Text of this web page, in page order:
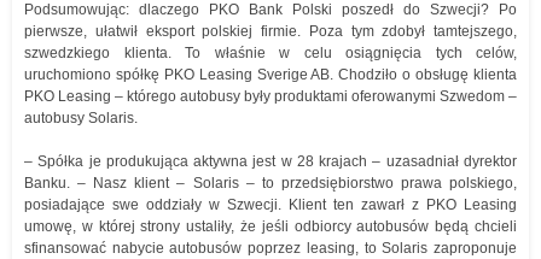
Podsumowując: dlaczego PKO Bank Polski poszedł do Szwecji? Po
pierwsze, ułatwił eksport polskiej firmie. Poza tym zdobył tamtejszego,
szwedzkiego klienta. To właśnie w celu osiągnięcia tych celów,
uruchomiono spółkę PKO Leasing Sverige AB. Chodziło o obsługę klienta
PKO Leasing – którego autobusy były produktami oferowanymi Szwedom –
autobusy Solaris.
– Spółka je produkująca aktywna jest w 28 krajach – uzasadniał dyrektor
Banku. – Nasz klient – Solaris – to przedsiębiorstwo prawa polskiego,
posiadające swe oddziały w Szwecji. Klient ten zawarł z PKO Leasing
umowę, w której strony ustaliły, że jeśli odbiorcy autobusów będą chcieli
sfinansować nabycie autobusów poprzez leasing, to Solaris zaproponuje